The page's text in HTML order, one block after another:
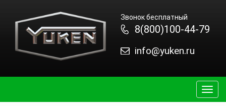
Звонок бесплатный
8(800)100-44-79
info@yuken.ru